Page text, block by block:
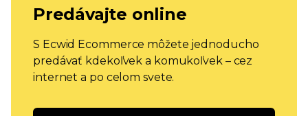
Predávajte online
S Ecwid Ecommerce môžete jednoducho
predávať kdekoľvek a komukoľvek – cez
internet a po celom svete.